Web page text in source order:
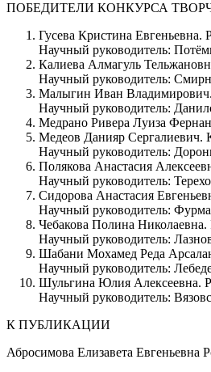
ПОБЕДИТЕЛИ КОНКУРСА
Гусева Кристина
Научный руководитель:
Калиева Алмагуль
Научный руководитель:
Малыгин Иван
Научный руководитель:
Медрано Ривера Луиза
Медеов Данияр Сергалиевич.
Научный руководитель:
Полякова Анастасия
Научный руководитель:
Сидорова Анастасия
Научный руководитель:
Чебакова Полина
Научный руководитель:
Шабани Мохамед Реда
Научный руководитель:
Шульгина Юлия Алексеевна.
Научный руководитель:
К ПУБЛИКАЦИИ
Абросимова Елизавета